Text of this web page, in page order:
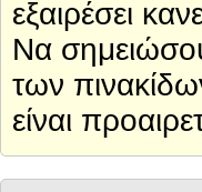
εξαιρέσει
Να
των
είναι